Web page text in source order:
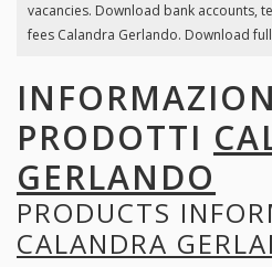
vacancies. Download bank accounts,
fees Calandra Gerlando. Download
PRODOTTI
GERLANDO
PRODUCTS
CALANDRA